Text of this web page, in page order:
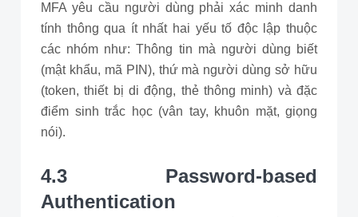
MFA yêu cầu người dùng phải xác minh danh
tính thông qua ít nhất hai yếu tố độc lập thuộc
các nhóm như: Thông tin mà người dùng biết
(mật khẩu, mã PIN), thứ mà người dùng sở hữu
(token, thiết bị di động, thẻ thông minh) và đặc
điểm sinh trắc học (vân tay, khuôn mặt, giọng
nói).
4.3 Password-based
Authentication